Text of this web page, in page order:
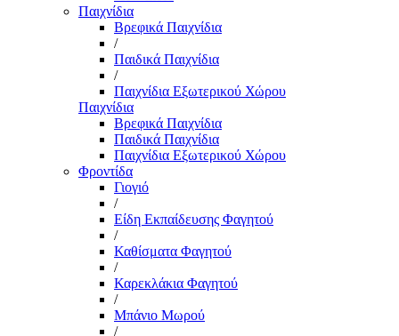
Παιχνίδια
Βρεφικά Παιχνίδια
/
Παιδικά Παιχνίδια
/
Παιχνίδια Εξωτερικού Χώρου
Παιχνίδια
Βρεφικά Παιχνίδια
Παιδικά Παιχνίδια
Παιχνίδια Εξωτερικού Χώρου
Φροντίδα
Γιογιό
/
Είδη Εκπαίδευσης Φαγητού
/
Καθίσματα Φαγητού
/
Καρεκλάκια Φαγητού
/
Μπάνιο Μωρού
/